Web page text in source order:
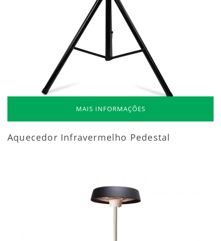
MAIS INFORMAÇÕES
Aquecedor Infravermelho Pedestal